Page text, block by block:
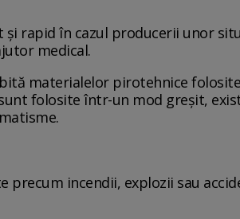
rapid în cazul producerii unor
medical.
materialelor pirotehnice
folosite într-un mod greșit,
incendii, explozii sau